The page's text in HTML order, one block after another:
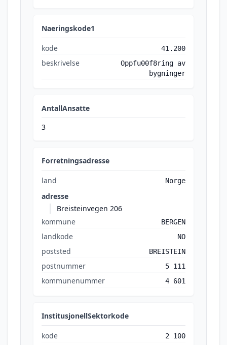
Naeringskode1
kode 41.200
beskrivelse
Oppfu00f8ring av
bygninger
AntallAnsatte
3
Forretningsadresse
land Norge
adresse
Breisteinvegen 206
kommune
BERGEN
landkode NO
poststed BREISTEIN
postnummer 5 111
kommunenummer 4 601
InstitusjonellSektorkode
kode 2 100